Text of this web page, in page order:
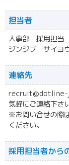
担当者
人事部 採用担当
ジンジブ サイヨ
連絡先
recruit@dotline-
気軽にご連絡下さい
※お問い合せの際
ください。
採用担当者から